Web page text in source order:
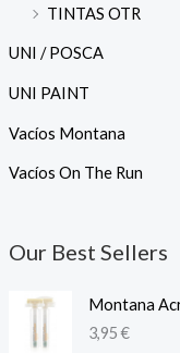
TINTAS OTR
UNI / POSCA
UNI PAINT
Vacíos Montana
Vacíos On The Run
Our Best Sellers
Montana
3,95€